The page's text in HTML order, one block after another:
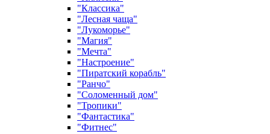
"Классика"
"Лесная чаща"
"Лукоморье"
"Магия"
"Мечта"
"Настроение"
"Пиратский корабль"
"Ранчо"
"Соломенный дом"
"Тропики"
"Фантастика"
"Фитнес"